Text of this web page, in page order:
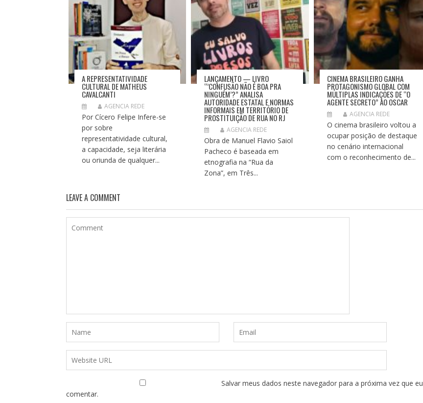
S
T
A REPRESENTATIVIDADE
CULTURAL DE MATHEUS
CAVALCANTI
AGENCIA REDE
Por Cícero Felipe Infere-se
por sobre
representatividade cultural,
a capacidade, seja literária
ou oriunda de qualquer...
LANÇAMENTO — LIVRO
“’CONFUSÃO NÃO É BOA PRA
NINGUÉM’?” ANALISA
AUTORIDADE ESTATAL E NORMAS
INFORMAIS EM TERRITÓRIO DE
PROSTITUIÇÃO DE RUA NO RJ
AGENCIA REDE
Obra de Manuel Flavio Saiol
Pacheco é baseada em
etnografia na “Rua da
Zona”, em Três...
CINEMA BRASILEIRO GANHA
PROTAGONISMO GLOBAL COM
MÚLTIPLAS INDICAÇÕES DE “O
AGENTE SECRETO” AO OSCAR
AGENCIA REDE
O cinema brasileiro voltou a
ocupar posição de destaque
no cenário internacional
com o reconhecimento de...
LEAVE A COMMENT
Salvar meus dados neste navegador para a próxima vez que eu
comentar.